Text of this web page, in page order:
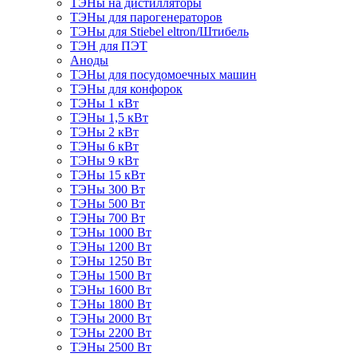
ТЭНы на дистилляторы
ТЭНы для парогенераторов
ТЭНы для Stiebel eltron/Штибель
ТЭН для ПЭТ
Аноды
ТЭНы для посудомоечных машин
ТЭНы для конфорок
ТЭНы 1 кВт
ТЭНы 1,5 кВт
ТЭНы 2 кВт
ТЭНы 6 кВт
ТЭНы 9 кВт
ТЭНы 15 кВт
ТЭНы 300 Вт
ТЭНы 500 Вт
ТЭНы 700 Вт
ТЭНы 1000 Вт
ТЭНы 1200 Вт
ТЭНы 1250 Вт
ТЭНы 1500 Вт
ТЭНы 1600 Вт
ТЭНы 1800 Вт
ТЭНы 2000 Вт
ТЭНы 2200 Вт
ТЭНы 2500 Вт